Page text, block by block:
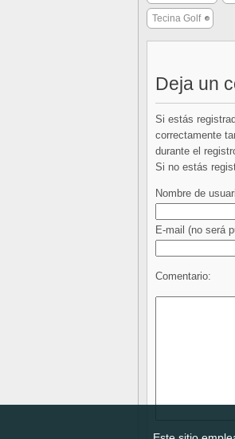
Tecina Golf
Deja un
Si estás
correctamente
durante el
Si no estás
Nombre de
E-mail (no será
Comentario: